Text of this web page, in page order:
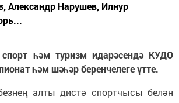
Александр Нарушев, Илнур
һәм туризм идарәсендә КУДО
һәм шәһәр беренчелеге үтте.
алты дистә спортчысы белән